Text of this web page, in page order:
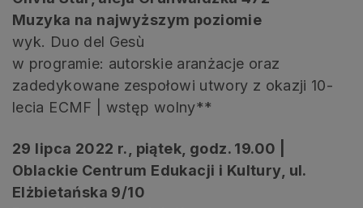
Muzyka na najwyższym poziomie
wyk. Duo del Gesù
w programie: autorskie aranżacje oraz
zadedykowane zespołowi utwory z okazji 10-
lecia ECMF | wstęp wolny**
29 lipca 2022 r., piątek, godz. 19.00 |
Oblackie Centrum Edukacji i Kultury, ul.
Elżbietańska 9/10